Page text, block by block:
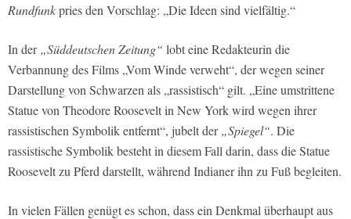
Rundfunkpries den Vorschlag: „Die Ideen sind vielfältig.“
In der„Süddeutschen Zeitung“ lobt eine Redakteurin die
Verbannung des Films „Vom Winde verweht“, der wegen seiner
Darstellung von Schwarzen als „rassistisch“ gilt. „Eine umstrittene
Statue von Theodore Roosevelt in New York wird wegen ihrer
rassistischen Symbolik entfernt“, jubelt der„Spiegel“. Die
rassistische Symbolik besteht in diesem Fall darin, dass die Statue
Roosevelt zu Pferd darstellt, während Indianer ihn zu Fuß begleiten.
In vielen Fällen genügt es schon, dass ein Denkmal überhaupt aus